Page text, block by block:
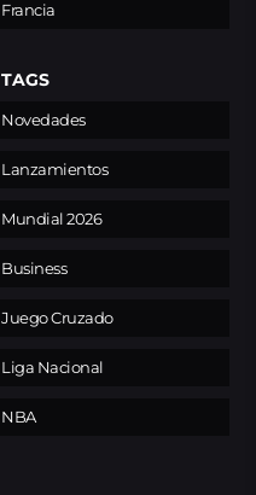
Francia
TAGS
Novedades
Lanzamientos
Mundial 2026
Business
Juego Cruzado
Liga Nacional
NBA